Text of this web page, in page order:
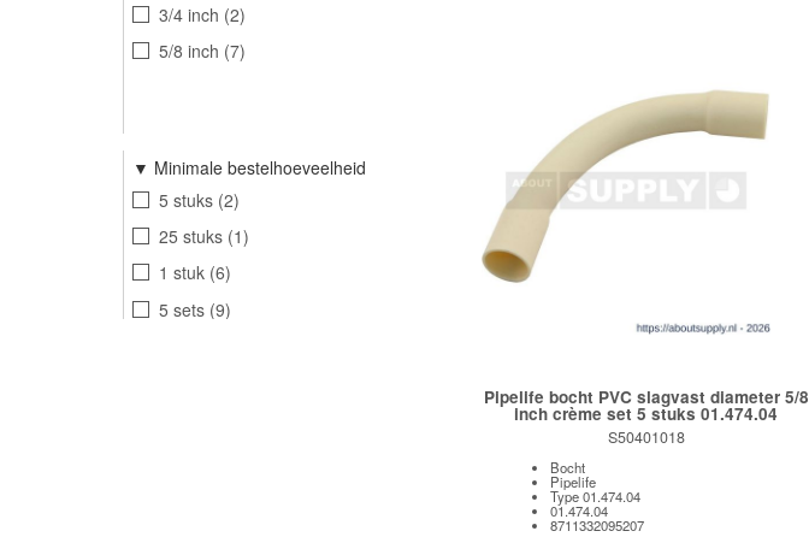
3/4 inch 2
5/8 inch 7
Minimale bestelhoeveelheid
5 stuks 2
25 stuks 1
1 stuk 6
5 sets 9
Pipelife bocht PVC slagvast diameter 5/8
inch crème set 5 stuks 01.474.04
S50401018
Bocht
Pipelife
Type 01.474.04
01.474.04
8711332095207